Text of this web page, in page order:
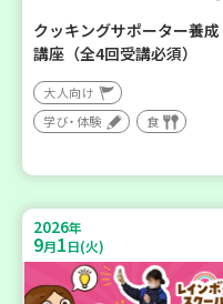
クッキングサポーター養成
講座（全4回受講必須）
大人向け
学び・体験
食
2026年
9月1日(火)